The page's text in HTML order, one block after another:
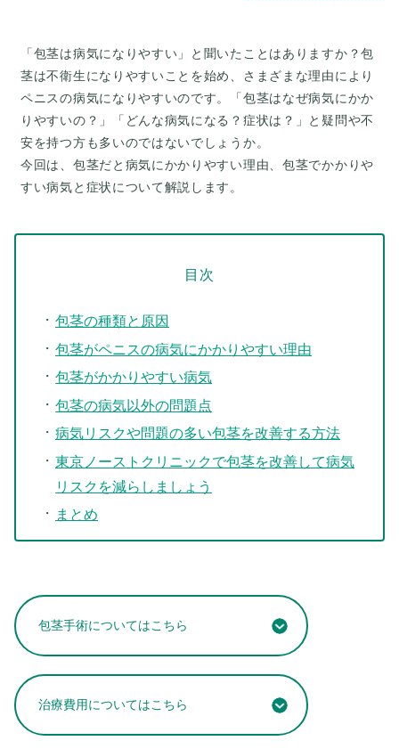
「包茎は病気になりやすい」と聞いたことはありますか？包
茎は不衛生になりやすいことを始め、さまざまな理由により
ペニスの病気になりやすいのです。「包茎はなぜ病気にかか
りやすいの？」「どんな病気になる？症状は？」と疑問や不
安を持つ方も多いのではないでしょうか。
今回は、包茎だと病気にかかりやすい理由、包茎でかかりや
目次
包茎の種類と原因
包茎がペニスの病気にかかりやすい理由
包茎がかかりやすい病気
包茎の病気以外の問題点
病気リスクや問題の多い包茎を改善する方法
東京ノーストクリニックで包茎を改善して病気
リスクを減らしましょう
まとめ
包茎手術についてはこちら
治療費用についてはこちら